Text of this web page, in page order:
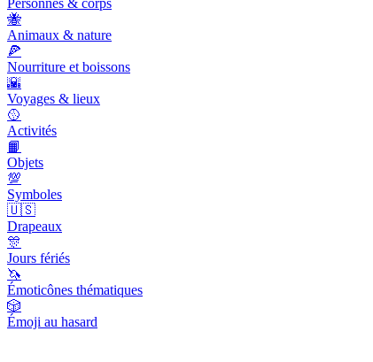
Personnes & corps
🐝
Animaux & nature
🍕
Nourriture et boissons
🌇
Voyages & lieux
🥎
Activités
📙
Objets
💯
Symboles
🇺🇸
Drapeaux
🎊
Jours fériés
🦄
Émoticônes thématiques
🎲
Émoji au hasard